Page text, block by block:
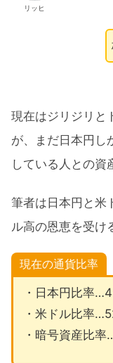
リッヒ
現在はジリジリと
が、まだ日本円し
している人との資
筆者は日本円と米
ル高の恩恵を受け
現在の通貨比率
・日本円比率
・米ドル比率
・暗号資産比